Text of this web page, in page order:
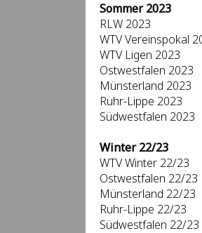
Sommer 2023
RLW 2023
WTV Vereinspokal
WTV Ligen 2023
Ostwestfalen 2023
Münsterland 2023
Ruhr-Lippe 2023
Südwestfalen 2023
Winter 22/23
WTV Winter 22/23
Ostwestfalen 22/23
Münsterland 22/23
Ruhr-Lippe 22/23
Südwestfalen 22/23